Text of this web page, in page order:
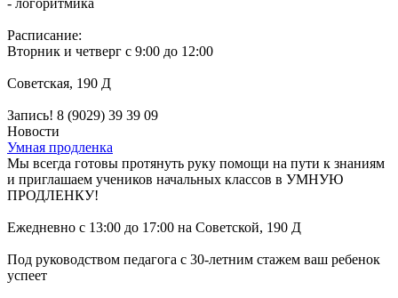
Расписание:
Вторник и четверг с 9:00 до 12:00
Советская, 190 Д
Запись! 8 (9029) 39 39 09
Новости
Умная продленка
Мы всегда готовы протянуть руку помощи на пути к знаниям
и приглашаем учеников начальных классов в УМНУЮ
ПРОДЛЕНКУ!
Ежедневно с 13:00 до 17:00 на Советской, 190 Д
Под руководством педагога с 30-летним стажем ваш ребенок
успеет